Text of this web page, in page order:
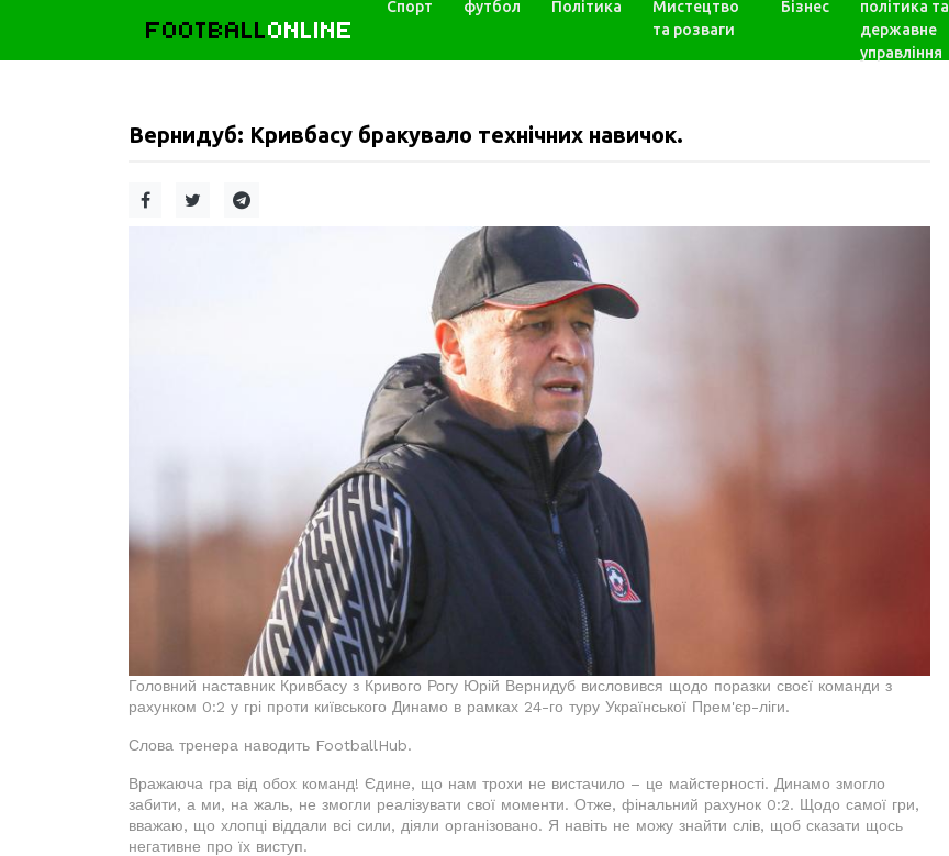
FOOTBALLONLINE
Спорт футбол Політика
Мистецтво
та розваги
Бізнес
політика та
державне
управління
Вернидуб: Кривбасу бракувало технічних навичок.
Головний наставник Кривбасу з Кривого Рогу Юрій Вернидуб висловився щодо поразки своєї команди з
рахунком 0:2 у грі проти київського Динамо в рамках 24-го туру Української Прем'єр-ліги.
Слова тренера наводить FootballHub.
Вражаюча гра від обох команд! Єдине, що нам трохи не вистачило – це майстерності. Динамо змогло
забити, а ми, на жаль, не змогли реалізувати свої моменти. Отже, фінальний рахунок 0:2. Щодо самої гри,
вважаю, що хлопці віддали всі сили, діяли організовано. Я навіть не можу знайти слів, щоб сказати щось
негативне про їх виступ.